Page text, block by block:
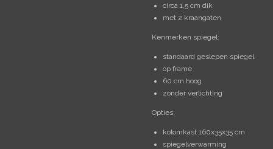
circa 1,5 cm dik
met 2 kraangaten
Kenmerken spiegel:
standaard geslepen spiegel
op frame
60 cm hoog
zonder verlichting
Opties:
kolomkast 160x35x35 cm
spiegelverwarming